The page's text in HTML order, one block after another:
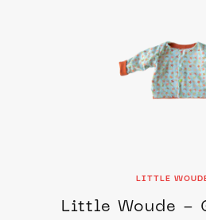
LITTLE
Little Woude -